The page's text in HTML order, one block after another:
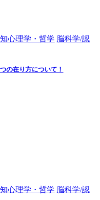
心理学・哲学 脳科学/認
の在り方について！
心理学・哲学 脳科学/認